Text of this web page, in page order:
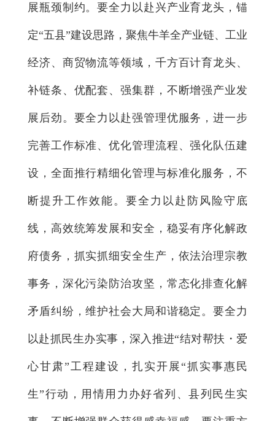
展瓶颈制约。要全力以赴兴产业育龙头，锚
定“五县”建设思路，聚焦牛羊全产业链、工业
经济、商贸物流等领域，千方百计育龙头、
补链条、优配套、强集群，不断增强产业发
展后劲。要全力以赴强管理优服务，进一步
完善工作标准、优化管理流程、强化队伍建
设，全面推行精细化管理与标准化服务，不
断提升工作效能。要全力以赴防风险守底
线，高效统筹发展和安全，稳妥有序化解政
府债务，抓实抓细安全生产，依法治理宗教
事务，深化污染防治攻坚，常态化排查化解
矛盾纠纷，维护社会大局和谐稳定。要全力
以赴抓民生办实事，深入推进“结对帮扶・爱
心甘肃”工程建设，扎实开展“抓实事惠民
生”行动，用情用力办好省列、县列民生实